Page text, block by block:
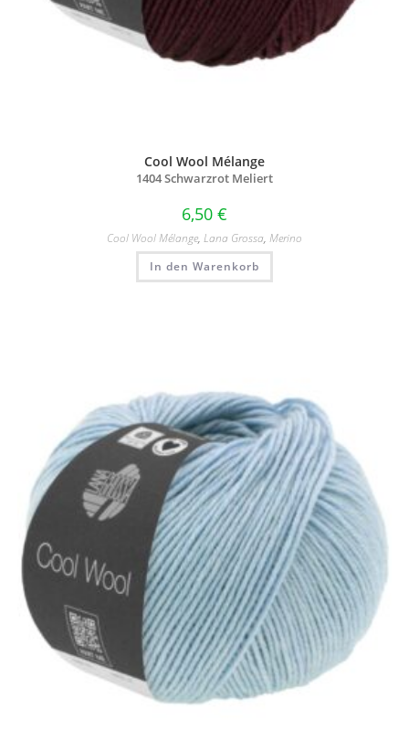
Cool Wool Mélange
1404 Schwarzrot Meliert
6,50 €
Cool Wool Mélange, Lana Grossa, Merino
In den Warenkorb